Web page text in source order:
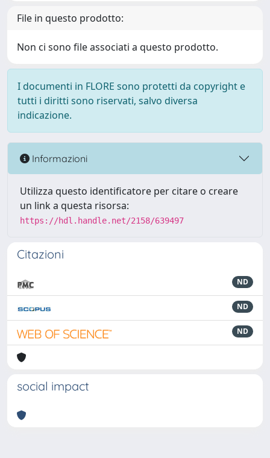
File in questo prodotto:
Non ci sono file associati a questo prodotto.
I documenti in FLORE sono protetti da copyright e
tutti i diritti sono riservati, salvo diversa
indicazione.
Informazioni
Utilizza questo identificatore per citare o creare
un link a questa risorsa:
https://hdl.handle.net/2158/639497
Citazioni
ND
ND
ND
social impact